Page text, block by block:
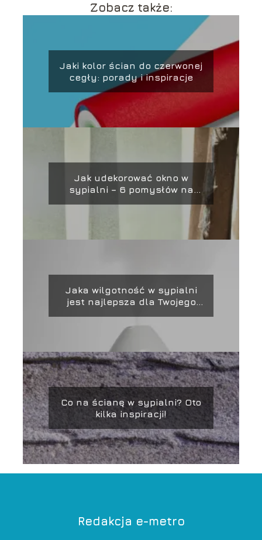
Zobacz także:
Jaki kolor ścian do czerwonej
cegły: porady i inspiracje
Jak udekorować okno w
sypialni – 6 pomysłów na
Jaka wilgotność w sypialni
jest najlepsza dla Twojego
Co na ścianę w sypialni? Oto
kilka inspiracji!
Redakcja e-metro